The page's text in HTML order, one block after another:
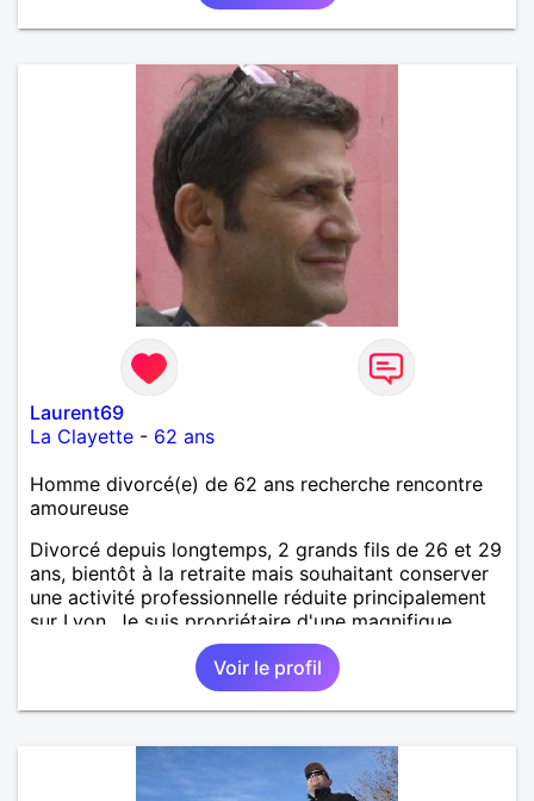
Laurent69
La Clayette - 62 ans
Homme divorcé(e) de 62 ans recherche rencontre
amoureuse
Divorcé depuis longtemps, 2 grands fils de 26 et 29
ans, bientôt à la retraite mais souhaitant conserver
une activité professionnelle réduite principalement
sur Lyon. Je suis propriétaire d'une magnifique
maison proche de La Clayette (71) dans laquelle
j'espère pouvoir maintenant passer plus de temps et
avoir le plaisir de recevoir une femme aimable tant
au point de vue physique qu'intellectuel. La région
style Roman qu'il est agréable de contempler en
agréable compagnie.
Voir le profil